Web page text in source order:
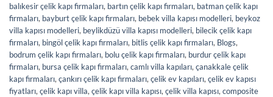
balıkesir çelik kapı firmaları, bartın çelik kapı firmaları, batman çelik kapı
firmaları, bayburt çelik kapı firmaları, bebek villa kapısı modelleri, beykoz
villa kapısı modelleri, beylikdüzü villa kapısı modelleri, bilecik çelik kapı
firmaları, bingöl çelik kapı firmaları, bitlis çelik kapı firmaları, Blogs,
bodrum çelik kapı firmaları, bolu çelik kapı firmaları, burdur çelik kapı
firmaları, bursa çelik kapı firmaları, camlı villa kapıları, çanakkale çelik
kapı firmaları, çankırı çelik kapı firmaları, çelik ev kapıları, çelik ev kapısı
fiyatları, çelik kapı villa, çelik kapı villa kapısı, çelik villa kapısı, composite